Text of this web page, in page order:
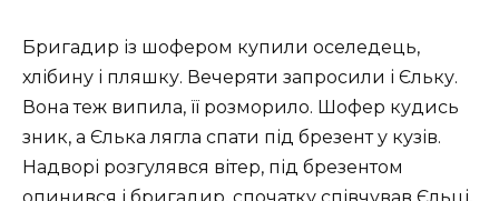
Бригадир із шофером купили оселедець,
хлібину і пляшку. Вечеряти запросили і Єльку.
Вона теж випила, її розморило. Шофер кудись
зник, а Єлька лягла спати під брезент у кузів.
Надворі розгулявся вітер, під брезентом